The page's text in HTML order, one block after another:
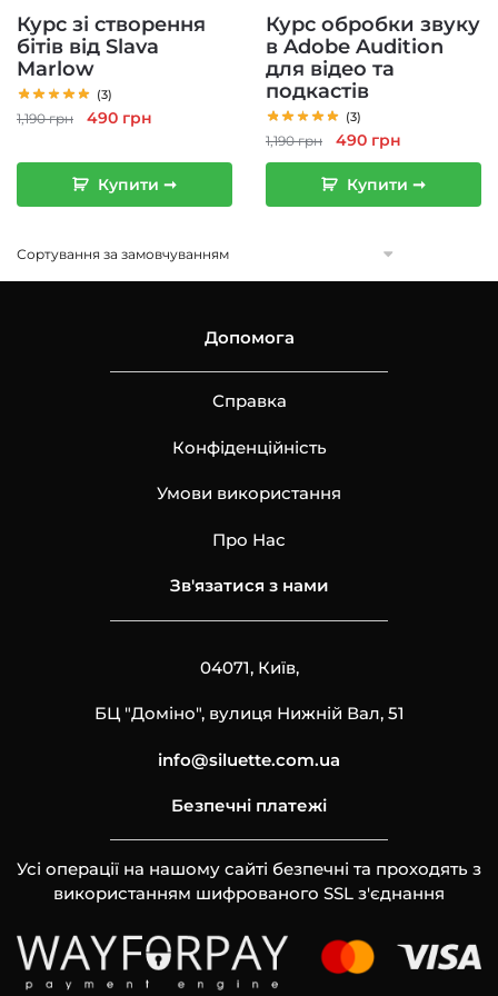
Курс зі створення
бітів від Slava
Marlow
(3)
1,190грн
Оригінальна
1,190 грн.
490 грн
490 грн.
Купити ➞
Курс обробки звуку
в Adobe Audition
для відео та
подкастів
(3)
1,190грн
Оригінальна
ціна:
1,190 грн.
490 грн
ціна:
490 грн.
Купити ➞
Допомога
Справка
Конфіденційність
Умови використання
Про Нас
Зв'язатися з нами
04071, Київ,
БЦ "Доміно", вулиця Нижній Вал, 51
info@siluette.com.ua
Безпечні платежі
Усі операції на нашому сайті безпечні та проходять з
використанням шифрованого SSL з'єднання